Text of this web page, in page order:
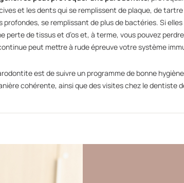
et les dents qui se remplissent de plaque, de
se remplissant de plus de bactéries. Si
de tissus et d’os et, à terme, vous pouvez
peut mettre à rude épreuve votre système
est de suivre un programme de bonne
cohérente, ainsi que des visites chez le dentiste